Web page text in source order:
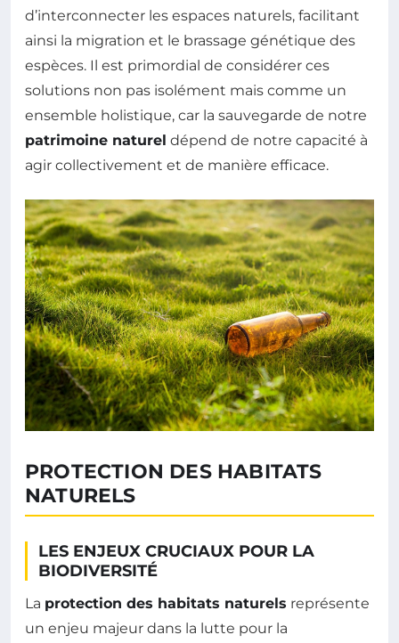
d’interconnecter les espaces naturels, facilitant
ainsi la migration et le brassage génétique des
espèces. Il est primordial de considérer ces
solutions non pas isolément mais comme un
ensemble holistique, car la sauvegarde de notre
patrimoine naturel dépend de notre capacité à
agir collectivement et de manière efficace.
PROTECTION DES HABITATS
NATURELS
LES ENJEUX CRUCIAUX POUR LA
BIODIVERSITÉ
La protection des habitats naturels représente
un enjeu majeur dans la lutte pour la